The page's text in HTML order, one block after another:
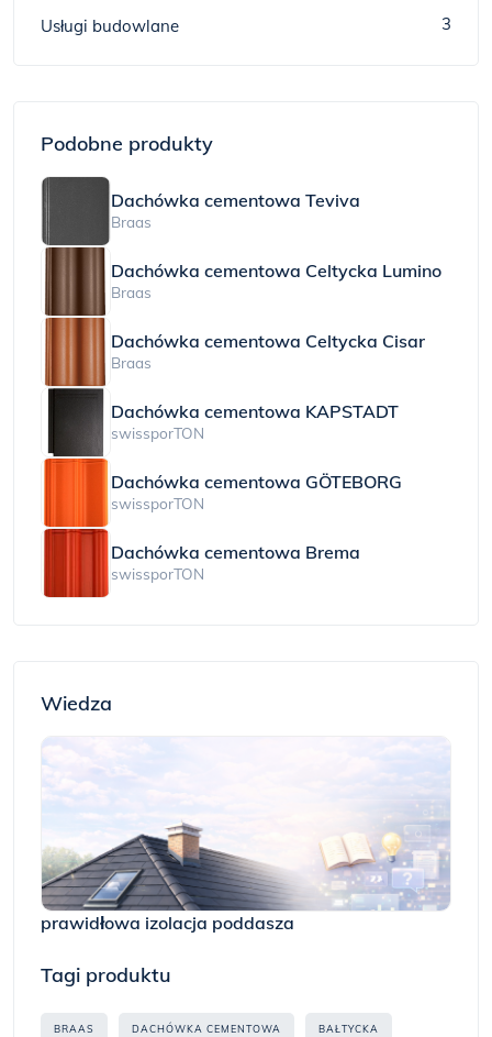
Usługi budowlane
3
Podobne produkty
Dachówka cementowa Teviva
Braas
Dachówka cementowa Celtycka Lumino
Braas
Dachówka cementowa Celtycka Cisar
Braas
Dachówka cementowa KAPSTADT
swissporTON
Dachówka cementowa GÖTEBORG
swissporTON
Dachówka cementowa Brema
swissporTON
Wiedza
prawidłowa izolacja poddasza
Tagi produktu
BRAAS DACHÓWKA CEMENTOWA BAŁTYCKA